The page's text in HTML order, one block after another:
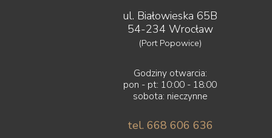
ul. Białowieska 65B
54-234 Wrocław
(Port Popowice)
Godziny otwarcia:
pon - pt: 10:00 - 18:00
sobota: nieczynne
tel. 668 606 636